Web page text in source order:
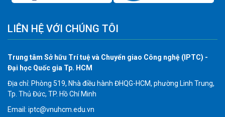
LIÊN HỆ VỚI CHÚNG TÔI
Trung tâm Sở hữu Trí tuệ và Chuyển giao Công nghệ (IPTC) -
Đại học Quốc gia Tp. HCM
Địa chỉ: Phòng 519, Nhà điều hành ĐHQG-HCM, phường Linh Trung,
Tp. Thủ Đức, TP. Hồ Chí Minh
Email: iptc@vnuhcm.edu.vn